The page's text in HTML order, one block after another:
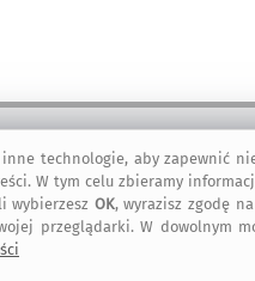
technologie, aby zapewnić
W tym celu zbieramy
wybierzesz OK, wyrazisz zgodę
przeglądarki. W dowolnym
artMadam na
Facebook-u